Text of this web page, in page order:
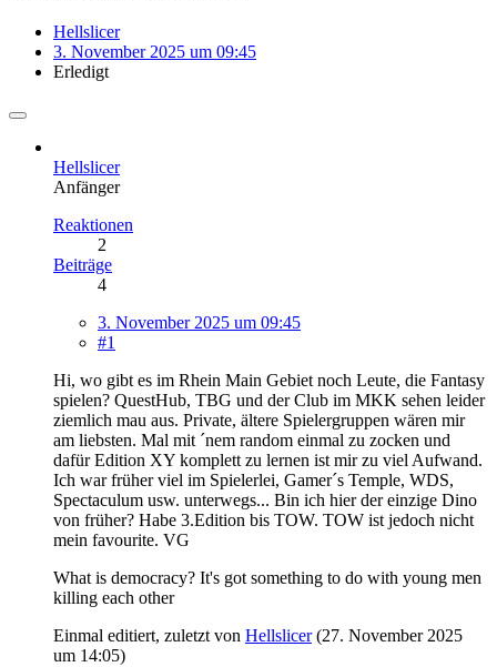
Hellslicer
3. November 2025 um 09:45
Erledigt
Hellslicer
Anfänger
Reaktionen
2
Beiträge
4
3. November 2025 um 09:45
#1
Hi, wo gibt es im Rhein Main Gebiet noch Leute, die Fantasy
spielen? QuestHub, TBG und der Club im MKK sehen leider
ziemlich mau aus. Private, ältere Spielergruppen wären mir
am liebsten. Mal mit ´nem random einmal zu zocken und
dafür Edition XY komplett zu lernen ist mir zu viel Aufwand.
Ich war früher viel im Spielerlei, Gamer´s Temple, WDS,
Spectaculum usw. unterwegs... Bin ich hier der einzige Dino
von früher? Habe 3.Edition bis TOW. TOW ist jedoch nicht
mein favourite. VG
What is democracy? It's got something to do with young men
killing each other
Einmal editiert, zuletzt von Hellslicer(27. November 2025
um 14:05)